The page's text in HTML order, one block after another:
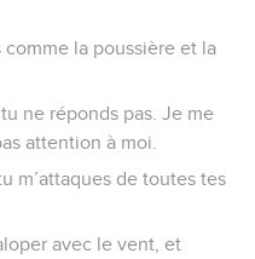
comme la poussière et la
ne réponds pas. Je me
attention à moi.
m’attaques de toutes tes
avec le vent, et